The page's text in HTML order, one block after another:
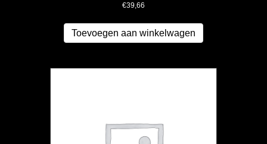
€39,66
Toevoegen aan winkelwagen